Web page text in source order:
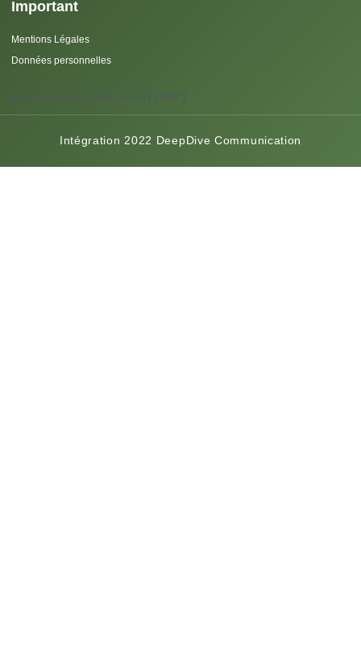
Important
Mentions Légales
Données personnelles
[emplacement-météo id="472040"]
Intégration 2022 DeepDive Communication